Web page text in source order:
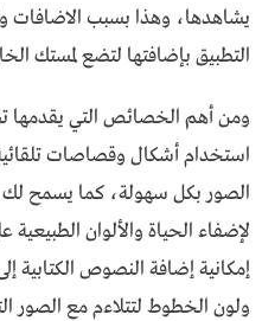
يشاهدها، وهذا بسبب الاضافات
التطبيق بإضافتها لتضع لمستك
استخدام أشكال وقصاصات
الصور بكل سهولة، كما يسمح لك
لإضفاء الحياة والألوان
إمكانية إضافة النصوص
ولون الخطوط لتتلاءم مع الصور